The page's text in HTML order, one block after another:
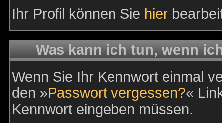
Ihr Profil können Sie hier
Was kann ich tun, wenn
Wenn Sie Ihr Kennwort einmal
den »Passwort vergessen?«
Kennwort eingeben müssen.